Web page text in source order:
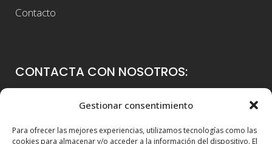
Gestionar consentimiento
Para ofrecer las mejores experiencias, utilizamos tecnologías como las
cookies para almacenar y/o acceder a la información del dispositivo. El
Contacto
CONTACTA CON NOSOTROS:
Colegio Guadalaviar
46021 Valencia